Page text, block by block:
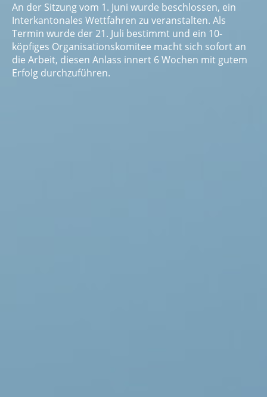
An der Sitzung vom 1. Juni wurde beschlossen, ein
Interkantonales Wettfahren zu veranstalten. Als
Termin wurde der 21. Juli bestimmt und ein 10-
köpfiges Organisationskomitee macht sich sofort an
die Arbeit, diesen Anlass innert 6 Wochen mit gutem
Erfolg durchzuführen.